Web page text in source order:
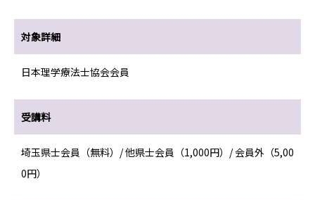
対象詳細
日本理学療法士協会会員
受講料
埼玉県士会員（無料）/ 他県士会員（1,000円）/ 会員外（5,00
0円）